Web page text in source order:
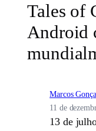
Tales of
Android
Marcos
11 de
13 de